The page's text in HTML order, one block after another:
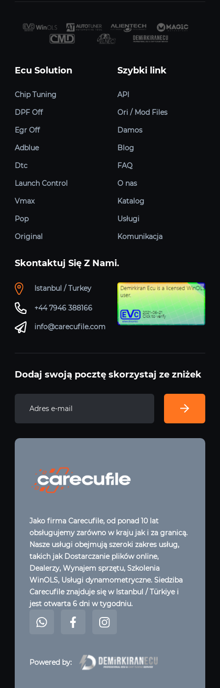
Ecu Solution
Chip Tuning
DPF Off
Egr Off
Adblue
Dtc
Launch Control
Vmax
Pop
Original
Szybki link
API
Ori / Mod Files
Damos
Blog
FAQ
O nas
Katalog
Usługi
Komunikacja
Skontaktuj Się Z Nami.
Istanbul / Turkey
+44 7946 388166
info@carecufile.com
Dodaj swoją pocztę skorzystaj ze zniżek
Jako firma Carecufile, od ponad 10 lat
obsługujemy zarówno w kraju jak i za granicą.
Nasze usługi obejmują szeroki zakres usług,
takich jak Dostarczanie plików online,
Dealerzy, Wynajem sprzętu, Szkolenia
WinOLS, Usługi dynamometryczne. Siedziba
Carecufile znajduje się w Istanbul / Türkiye i
jest otwarta 6 dni w tygodniu.
Powered by: